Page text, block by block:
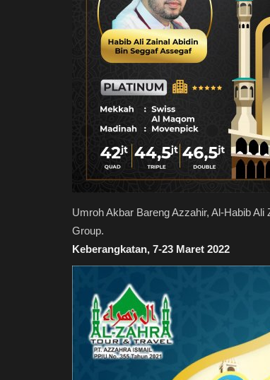
Umroh Akbar Bareng Azzahir, Al-Habib
Group.
Keberangkatan, 7-23 Maret 2022